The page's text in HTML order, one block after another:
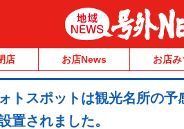
店 お店News お店
トスポットは観光名所の
置されました。